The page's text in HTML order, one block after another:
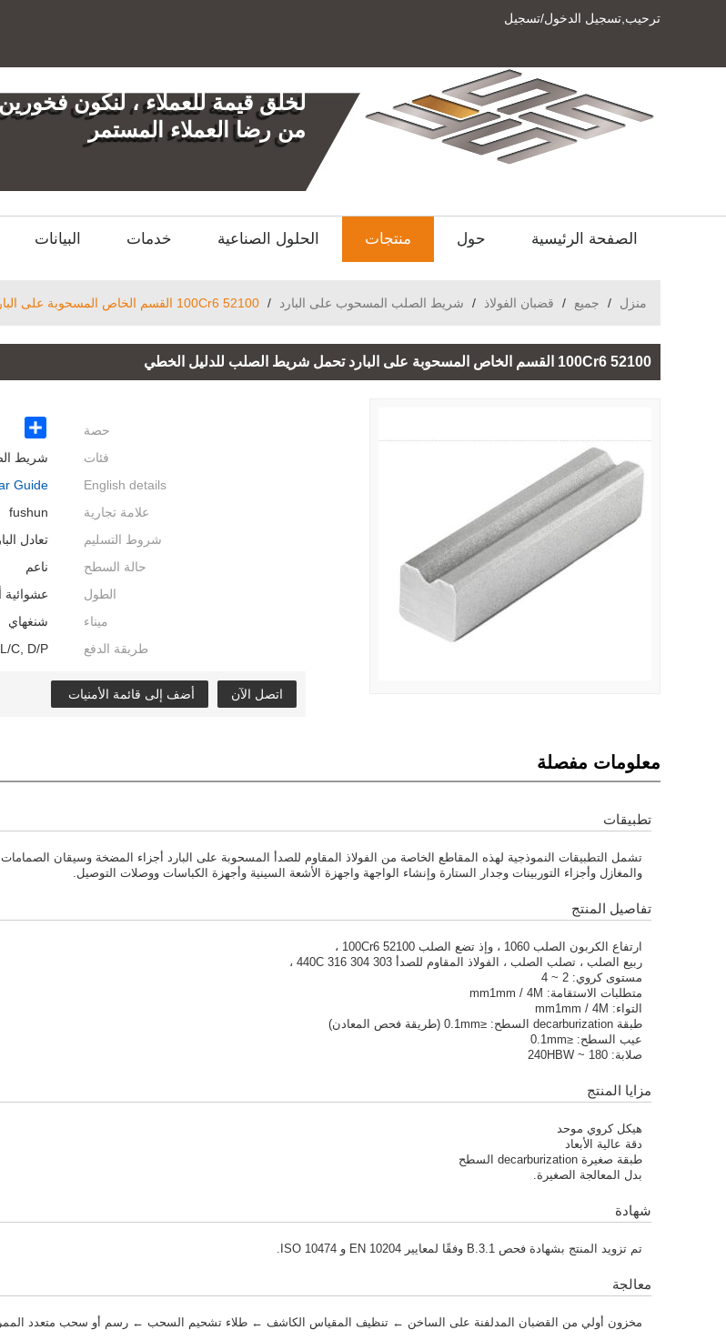
ترحيب, تسجيل الدخول/تسجيل
لخلق قيمة للعملاء ، لنكون فخورين
من رضا العملاء المستمر
الصفحة الرئيسية حول منتجات الحلول الصناعية خدمات البيانات
منزل / جميع / قضبان الفولاذ / شريط الصلب المسحوب على البارد / 52100 100Cr6 القسم الخاص المسحوبة على البارد تحمل شريط الصلب للدليل الخطي
52100 100Cr6 القسم الخاص المسحوبة على البارد تحمل شريط الصلب للدليل الخطي
حصة Share
فئات
شريط
English details
Guide
علامة تجارية
fushun
شروط التسليم
تعادل
حالة السطح
ناعم
الطول
عشوائية
ميناء
شنغهاي
طريقة الدفع
L/C, D/P
اتصل الآن أضف إلى قائمة الأمنيات
معلومات مفصلة
تطبيقات
تشمل التطبيقات النموذجية لهذه المقاطع الخاصة من الفولاذ المقاوم للصدأ المسحوبة على البارد أجزاء المضخة وسيقان الصمامات
والمغازل وأجزاء التوربينات وجدار الستارة وإنشاء الواجهة واجهزة الأشعة السينية وأجهزة الكباسات ووصلات التوصيل.
تفاصيل المنتج
ارتفاع الكربون الصلب 1060 ، وإذ تضع الصلب 52100 100Cr6 ،
ربيع الصلب ، تصلب الصلب ، الفولاذ المقاوم للصدأ 303 304 316 440C ،
مستوى كروي: 2 ~ 4
متطلبات الاستقامة: mm1mm / 4M
التواء: mm1mm / 4M
طبقة decarburization السطح: ≤0.1mm (طريقة فحص المعادن)
عيب السطح: ≤0.1mm
صلابة: 180 ~ 240HBW
مزايا المنتج
هيكل كروي موحد
دقة عالية الأبعاد
طبقة صغيرة decarburization السطح
بدل المعالجة الصغيرة.
شهادة
تم تزويد المنتج بشهادة فحص 3.1.B وفقًا لمعايير EN 10204 و ISO 10474.
معالجة
مخزون أولي من القضبان المدلفنة على الساخن ← تنظيف المقياس الكاشف ← طلاء تشحيم السحب ← رسم أو سحب متعدد